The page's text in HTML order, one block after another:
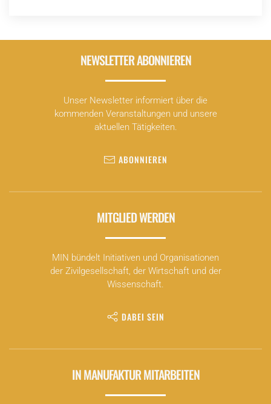
NEWSLETTER ABONNIEREN
Unser Newsletter informiert über die
kommenden Veranstaltungen und unsere
aktuellen Tätigkeiten.
ABONNIEREN
MITGLIED WERDEN
MIN bündelt Initiativen und Organisationen
der Zivilgesellschaft, der Wirtschaft und der
Wissenschaft.
DABEI SEIN
IN MANUFAKTUR MITARBEITEN